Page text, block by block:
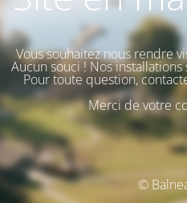
Vous souhaitez nous rendre
Aucun souci ! Nos
Pour toute question,
Merci de votre
©